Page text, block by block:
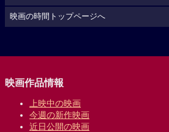
映画の時間トップページへ
映画作品情報
上映中の映画
今週の新作映画
近日公開の映画